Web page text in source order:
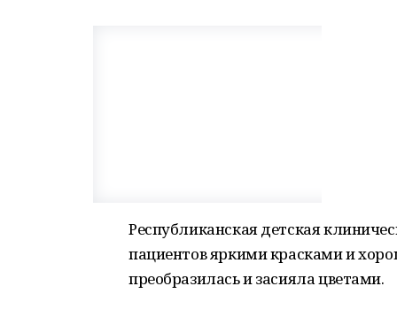
Республиканская детская
пациентов яркими красками и
преобразилась и засияла цветами.